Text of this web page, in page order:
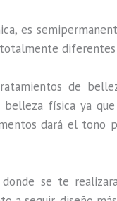
es
de
física ya
dará el tono
se te